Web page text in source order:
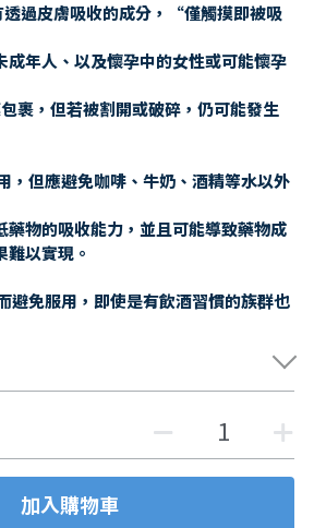
過皮膚吸收的成分，“僅觸摸即被吸
成年人、以及懷孕中的女性或可能懷孕
裹，但若被割開或破碎，仍可能發生
，但應避免咖啡、牛奶、酒精等水以外
藥物的吸收能力，並且可能導致藥物成
以實現。
避免服用，即使是有飲酒習慣的族群也
加入購物車